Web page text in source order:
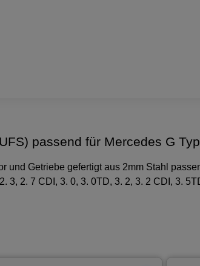
passend für Mercedes G
und Getriebe gefertigt aus 2mm Stahl
3, 2. 7 CDI, 3. 0, 3. 0TD, 3. 2, 3. 2 CDI, 3.